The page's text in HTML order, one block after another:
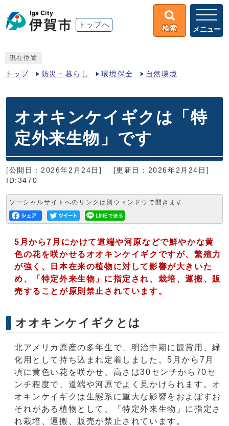
トップへ 検索 メニュー
現在位置
トップ 防災・暮らし 環境保全 自然環境
オオキンケイギクは「特
定外来生物」です
[公開日：2026年2月24日]
[更新日：2026年2月24日]
ID:3470
ソーシャルサイトへのリンクは別ウィンドウで開きます
5月から7月にかけて道端や河原などで鮮やかな黄
色の花を咲かせるオオキンケイギクですが、繁殖力
が強く、日本在来の植物に対して影響が大きいた
め、「特定外来生物」に指定され、栽培、運搬、販
売することが原則禁止されています。
オオキンケイギクとは
北アメリカ原産の多年生で、明治中期に観賞用、緑
化用として持ち込まれ定着しました。5月から7月
頃に黄色い花を咲かせ、高さは30センチから70セ
ンチ程度で、道端や河原でよく見かけられます。オ
オキンケイギクは生態系に重大な影響をおよぼすお
それがある植物として、「特定外来生物」に指定さ
れ栽培、運搬、販売が禁止されています。